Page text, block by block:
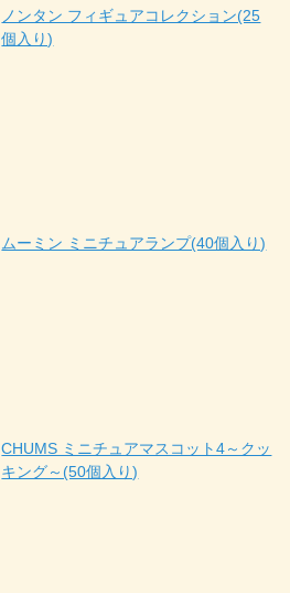
ノンタン フィギュアコレクション(25
個入り)
ムーミン ミニチュアランプ(40個入り)
CHUMS ミニチュアマスコット4～クッ
キング～(50個入り)